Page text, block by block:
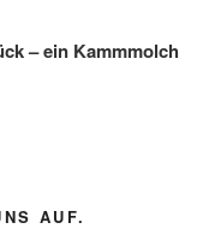
– ein Kammmolch
AUF.